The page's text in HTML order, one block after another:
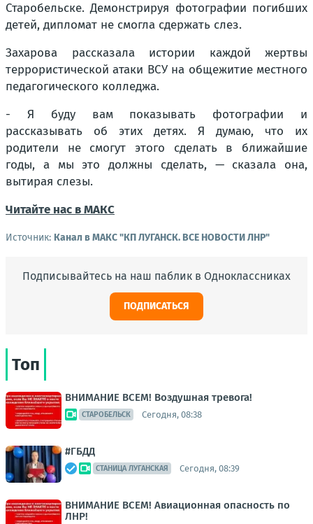
Старобельске. Демонстрируя фотографии погибших
детей, дипломат не смогла сдержать слез.
Захарова рассказала истории каждой жертвы
террористической атаки ВСУ на общежитие местного
педагогического колледжа.
- Я буду вам показывать фотографии и
рассказывать об этих детях. Я думаю, что их
родители не смогут этого сделать в ближайшие
годы, а мы это должны сделать, — сказала она,
вытирая слезы.
Читайте нас в МАКС
Источник: Канал в МАКС "КП ЛУГАНСК. ВСЕ НОВОСТИ ЛНР"
Подписывайтесь на наш паблик в Одноклассниках
ПОДПИСАТЬСЯ
Топ
ВНИМАНИЕ ВСЕМ! Воздушная тревога!
СТАРОБЕЛЬСК Сегодня, 08:38
#ГБДД
СТАНИЦА ЛУГАНСКАЯ Сегодня, 08:39
ВНИМАНИЕ ВСЕМ! Авиационная опасность по
ЛНР!